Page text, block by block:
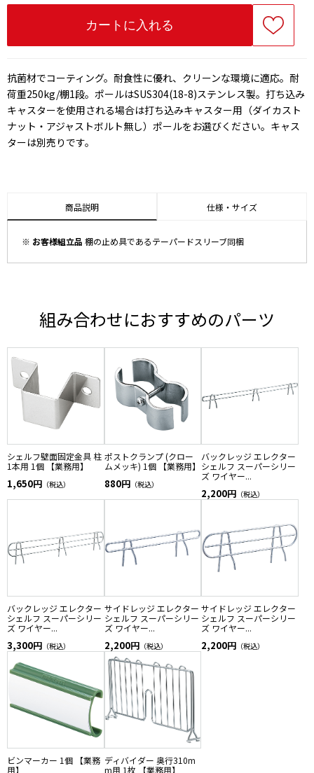
抗菌材でコーティング。耐食性に優れ、クリーンな環境に適応。耐
荷重250kg/棚1段。ポールはSUS304(18-8)ステンレス製。打ち込み
キャスターを使用される場合は打ち込みキャスター用（ダイカスト
ナット・アジャストボルト無し）ポールをお選びください。キャス
ターは別売りです。
商品説明 仕様・サイズ
※ お客様組立品 棚の止め具であるテーパードスリーブ同梱
組み合わせにおすすめのパーツ
シェルフ壁面固定金具 柱
1本用 1個 【業務用】
1,650円 （税込）
ポストクランプ (クロー
ムメッキ) 1個 【業務用】
880円 （税込）
バックレッジ エレクター
シェルフ スーパーシリー
ズ ワイヤー...
2,200円 （税込）
バックレッジ エレクター
シェルフ スーパーシリー
ズ ワイヤー...
3,300円 （税込）
サイドレッジ エレクター
シェルフ スーパーシリー
ズ ワイヤー...
2,200円 （税込）
サイドレッジ エレクター
シェルフ スーパーシリー
ズ ワイヤー...
2,200円 （税込）
ビンマーカー 1個 【業務
用】
ディバイダー 奥行310m
m用 1枚 【業務用】